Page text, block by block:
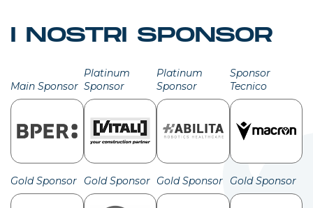
I NOSTRI SPONSOR
Main Sponsor
Platinum
Sponsor
Platinum
Sponsor
Sponsor
Tecnico
Gold Sponsor Gold Sponsor Gold Sponsor Gold Sponsor